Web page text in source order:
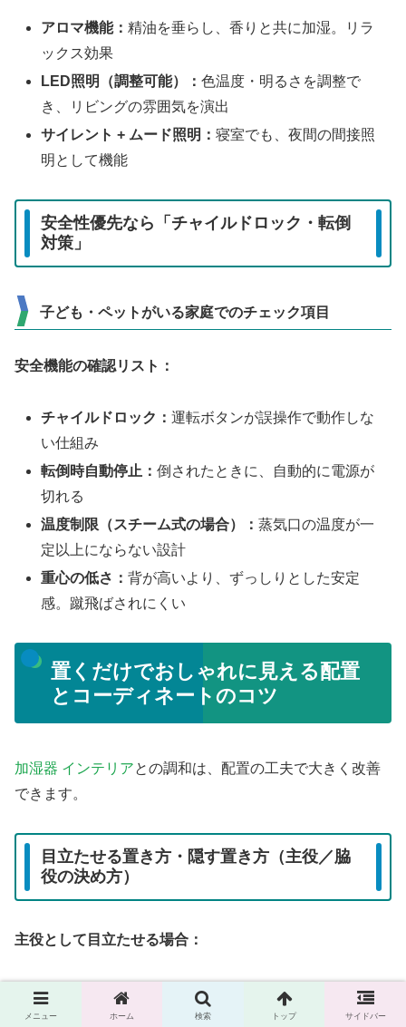
アロマ機能：精油を垂らし、香りと共に加湿。リラ
ックス効果
LED照明（調整可能）：色温度・明るさを調整で
き、リビングの雰囲気を演出
サイレント + ムード照明：寝室でも、夜間の間接照
明として機能
安全性優先なら「チャイルドロック・転倒
対策」
子ども・ペットがいる家庭でのチェック項目
安全機能の確認リスト：
チャイルドロック：運転ボタンが誤操作で動作しな
い仕組み
転倒時自動停止：倒されたときに、自動的に電源が
切れる
温度制限（スチーム式の場合）：蒸気口の温度が一
定以上にならない設計
重心の低さ：背が高いより、ずっしりとした安定
感。蹴飛ばされにくい
置くだけでおしゃれに見える配置
とコーディネートのコツ
加湿器 インテリアとの調和は、配置の工夫で大きく改善
できます。
目立たせる置き方・隠す置き方（主役／脇
役の決め方）
主役として目立たせる場合：
リビングのソファ背後、または部屋の角に配置
背景の壁が無地（白または濃い色）だと、加湿器が
メニュー ホーム 検索 トップ サイドバー